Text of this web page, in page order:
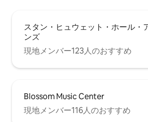
スタン・ヒュウェット・ホール・
ンズ
現地メンバー123人のおすすめ
Blossom Music Center
現地メンバー116人のおすすめ